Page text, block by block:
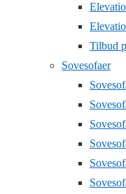
Tilbud
Sovesofaer